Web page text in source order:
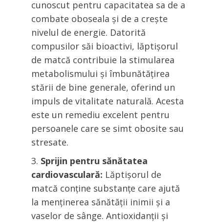
cunoscut pentru capacitatea sa de a
combate oboseala și de a crește
nivelul de energie. Datorită
compusilor săi bioactivi, lăptișorul
de matcă contribuie la stimularea
metabolismului și îmbunătățirea
stării de bine generale, oferind un
impuls de vitalitate naturală. Acesta
este un remediu excelent pentru
persoanele care se simt obosite sau
stresate.
Sprijin pentru sănătatea
cardiovasculară: Lăptișorul de
matcă conține substanțe care ajută
la menținerea sănătății inimii și a
vaselor de sânge. Antioxidanții și